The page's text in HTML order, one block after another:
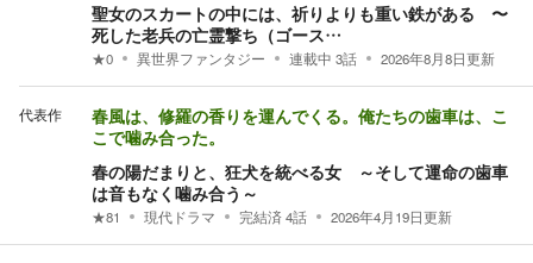
聖女のスカートの中には、祈りよりも重い鉄がある 〜
死した老兵の亡霊撃ち（ゴース…
★0 異世界ファンタジー 連載中 3話 2026年8月8日更新
代表作
春風は、修羅の香りを運んでくる。俺たちの歯車は、こ
こで噛み合った。
春の陽だまりと、狂犬を統べる女 ～そして運命の歯車
は音もなく噛み合う～
★81 現代ドラマ 完結済4話 2026年4月19日更新